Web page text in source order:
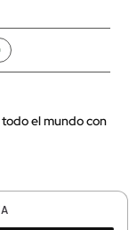
el mundo con